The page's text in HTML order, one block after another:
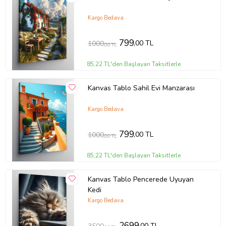
Kargo Bedava
1000,00 TL 799,00 TL
85,22 TL'den Başlayan Taksitlerle
Kanvas Tablo Sahil Evi Manzarası
Kargo Bedava
1000,00 TL 799,00 TL
85,22 TL'den Başlayan Taksitlerle
Kanvas Tablo Pencerede Uyuyan
Kedi
Kargo Bedava